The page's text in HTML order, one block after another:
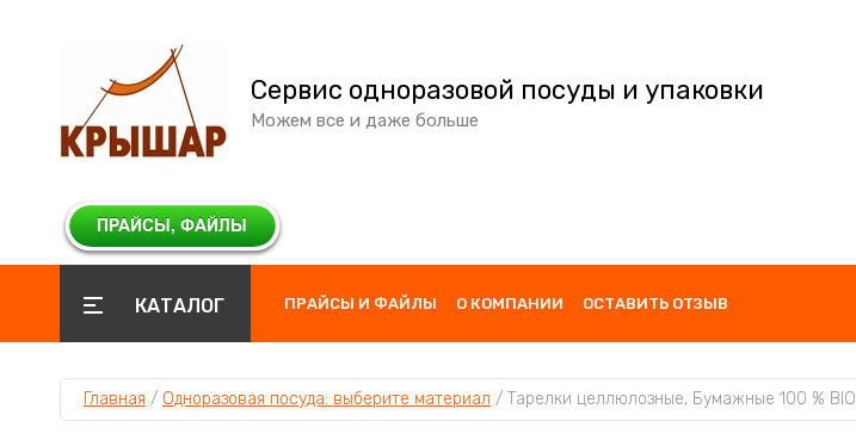
Сервис одноразовой посуды и упаковки
Можем все и даже больше
КАТАЛОГ ПРАЙСЫ И ФАЙЛЫ О КОМПАНИИ ОСТАВИТЬ ОТЗЫВ
Главная / Одноразовая посуда: выберите материал / Тарелки целлюлозные, Бумажные 100 % BIO